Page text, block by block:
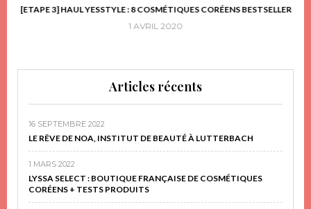
[ETAPE 3] HAUL YESSTYLE : 8 COSMÉTIQUES CORÉENS BESTSELLER
1 AVRIL 2020
Articles récents
16 SEPTEMBRE 2022
LE RÊVE DE NOA, INSTITUT DE BEAUTÉ À LUTTERBACH
1 MARS 2022
LYSSA SELECT : BOUTIQUE FRANÇAISE DE COSMÉTIQUES
CORÉENS + TESTS PRODUITS